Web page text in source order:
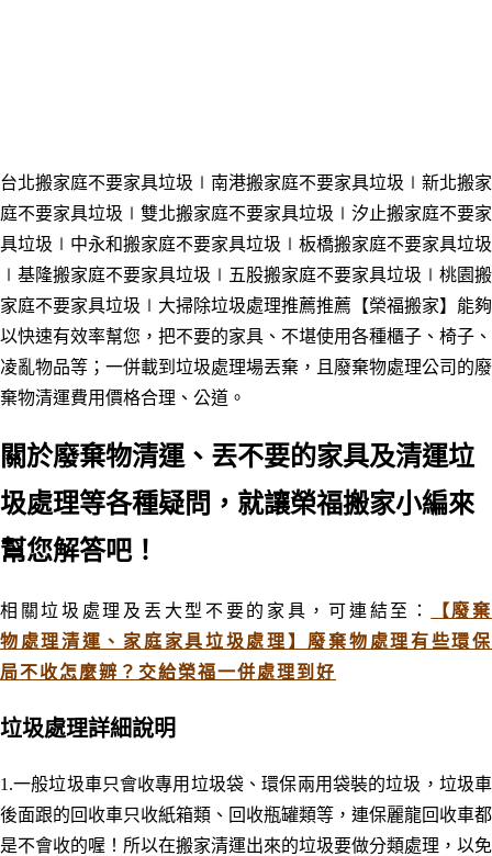
台北搬家庭不要家具垃圾∣南港搬家庭不要家具垃圾 ∣新北搬家
庭不要家具垃圾 ∣雙北搬家庭不要家具垃圾 ∣汐止搬家庭不要家
具垃圾 ∣中永和搬家庭不要家具垃圾 ∣板橋搬家庭不要家具垃圾
∣基隆搬家庭不要家具垃圾 ∣五股搬家庭不要家具垃圾 ∣桃園搬
家庭不要家具垃圾 ∣大掃除垃圾處理推薦推薦【榮福搬家】能夠
以快速有效率幫您 ， 把不要的家具、不堪使用各種櫃子 、 椅子 、
凌亂物品等 ； 一併載到垃圾處理場丟棄 ， 且 廢棄物處理公司的廢
棄物清運費用價格合理、公道。
關於廢棄物清運、丟不要的家具及清運垃
圾處理等各種疑問，就讓榮福搬家小編來
幫您解答吧！
相關垃圾處理及丟大型不要的家具 ，可連結至：
【廢棄
物處理清運、家庭家具垃圾處理】廢棄物處理有些環保
局不收怎麼辧？交給榮福一併處理到好
垃圾處理詳細說明
1.一般垃圾車只會收專用垃圾袋、環保兩用袋裝的垃圾 ， 垃圾車
後面跟的回收車只收紙箱類、回收瓶罐類等，連保麗龍回收車都
是不會收的喔！所以在搬家清運出來的垃圾要做分類處理，以免